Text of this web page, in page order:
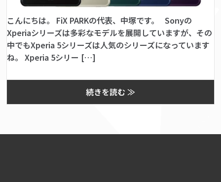
こんにちは。 FiX PARKの代表、中塚です。 Sonyの
Xperiaシリーズは多彩なモデルを展開していますが、その
中でもXperia 5シリーズは人気のシリーズになっています
ね。 Xperia 5シリー […]
続きを読む ≫